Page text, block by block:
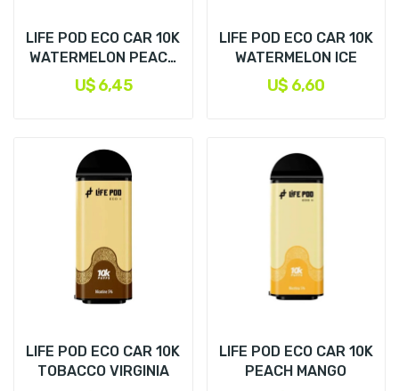
LIFE POD ECO CAR 10K
WATERMELON PEACH
ICE
U$ 6,45
LIFE POD ECO CAR 10K
WATERMELON ICE
U$ 6,60
LIFE POD ECO CAR 10K
TOBACCO VIRGINIA
LIFE POD ECO CAR 10K
PEACH MANGO